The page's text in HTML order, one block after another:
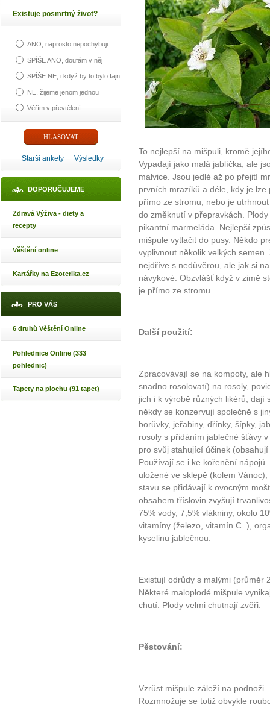
Existuje posmrtný život?
ANO, naprosto nepochybuji
SPÍŠE ANO, doufám v něj
SPÍŠE NE, i když by to bylo fajn
NE, žijeme jenom jednou
Věřím v převtělení
Starší ankety Výsledky
DOPORUČUJEME
Zdravá Výživa - diety a
recepty
Věštění online
Kartářky na Ezoterika.cz
PRO VÁS
6 druhů Věštění Online
Pohlednice Online (333
pohlednic)
Tapety na plochu (91 tapet)
To nejlepší na mišpuli, kromě
Vypadají jako malá jablíčka, ale
malvice. Jsou jedlé až po přejití
prvních mrazíků a déle, kdy je
přímo ze stromu, nebo je
do změknutí v přepravkách.
pikantní marmeláda. Nejlepší
mišpule vytlačit do pusy. Někdo
vyplivnout několik velkých
nejdříve s nedůvěrou, ale jak si
návykové. Obzvlášť když v zimě
je přímo ze stromu.
Další použití:
Zpracovávají se na kompoty, ale
snadno rosolovatí) na rosoly,
jich i k výrobě různých likérů, dají
někdy se konzervují společně s
borůvky, jeřabiny, dřínky, šípky,
rosoly s přidáním jablečné šťávy
pro svůj stahující účinek
Používají se i ke kořenění
uložené ve sklepě (kolem
stavu se přidávají k ovocným
obsahem tříslovin zvyšují
75% vody, 7,5% vlákniny, okolo
vitamíny (železo, vitamín C..),
kyselinu jablečnou.
Existují odrůdy s malými (průměr
Některé maloplodé mišpule
chutí. Plody velmi chutnají zvěři.
Pěstování:
Vzrůst mišpule záleží na podnoži.
Rozmnožuje se totiž obvykle